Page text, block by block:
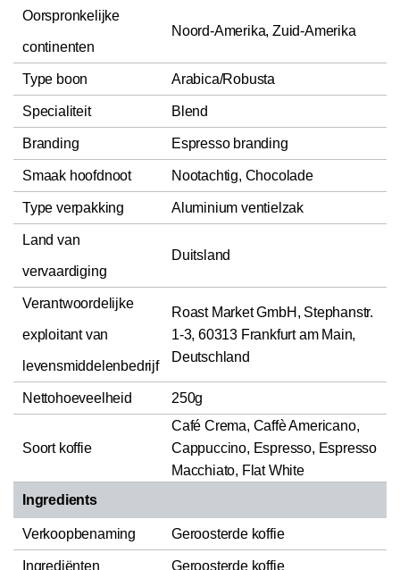
Oorspronkelijke
continenten
Noord-Amerika, Zuid-Amerika
Type boon Arabica/Robusta
Specialiteit Blend
Branding Espresso branding
Smaak hoofdnoot Nootachtig, Chocolade
Type verpakking Aluminium ventielzak
Land van
vervaardiging
Duitsland
Verantwoordelijke
exploitant van
levensmiddelenbedrijf
Roast Market GmbH, Stephanstr.
1-3, 60313 Frankfurt am Main,
Deutschland
Nettohoeveelheid 250g
Soort koffie
Café Crema, Caffè Americano,
Cappuccino, Espresso, Espresso
Macchiato, Flat White
Ingredients
Verkoopbenaming Geroosterde koffie
Ingrediënten Geroosterde koffie